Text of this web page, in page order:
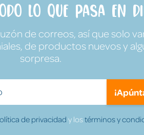
lo que pasa en
de correos, así que solo
de productos nuevos y
sorpresa.
de privacidady lostérminos y